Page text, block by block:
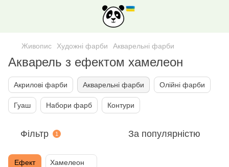
Живопис Художнi фарби Акварельнi фарби
Акварель з ефектом хамелеон
Акрилові фарби Акварельнi фарби Олійні фарби
Гуаш Набори фарб Контури
Фільтр 1 За популярністю
Ефект Хамелеон